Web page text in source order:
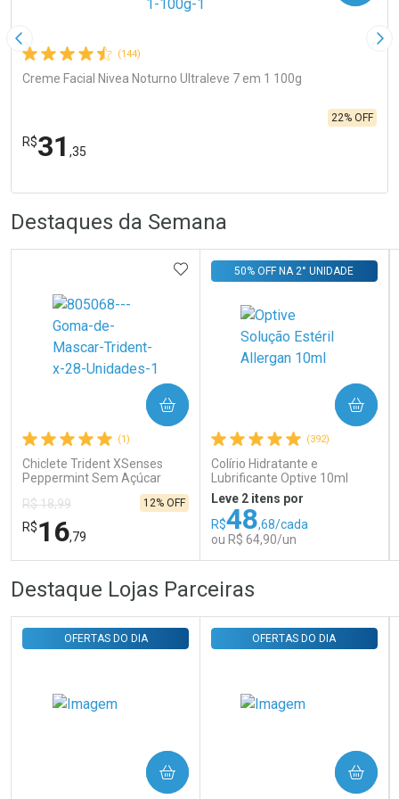
Imagem Anterior
(144)
Creme Facial Nivea Noturno Ultraleve 7 em 1 100g
R$31 ,35
22% OFF
Laboratório
Ativar Desconto
Comprar sem Desconto
Por R$ 31,35/cada
Por Menos
Comprar sem Desconto
Por R$ 31,35/cada
Destaques da Semana
(1)
Chiclete Trident XSenses
Peppermint Sem Açúcar
R$ 18,99
R$16,79
12% OFF
ADICIONAR AOS FAVORITOS
COMPRAR
FECHAR
Laboratório
FECHAR
Por Menos
(392)
Colírio Hidratante e
Lubrificante Optive 10ml
50% OFF NA 2° UNIDADE
Leve 2 itens por
R$48,68/cada
ou R$ 64,90/un
COMPRAR
Destaque Lojas Parceiras
OFERTAS DO DIA
COMPRAR
OFERTAS DO DIA
COMPRAR